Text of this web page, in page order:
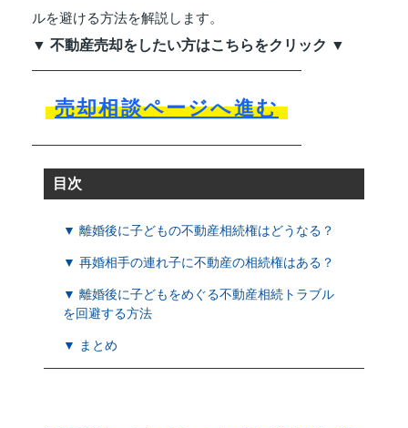
ルを避ける方法を解説します。
▼ 不動産売却をしたい方はこちらをクリック ▼
売却相談ページへ進む
目次
▼ 離婚後に子どもの不動産相続権はどうなる？
▼ 再婚相手の連れ子に不動産の相続権はある？
▼ 離婚後に子どもをめぐる不動産相続トラブル
を回避する方法
▼ まとめ